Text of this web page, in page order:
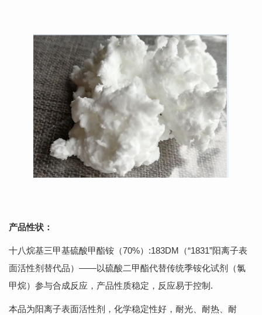
产品性状：
十八烷基三甲基硫酸甲酯铵（70%）:183DM（“1831”阳离子表
面活性剂替代品）——以硫酸二甲酯代替传统季铵化试剂（氯
甲烷）参与合成反应，产品性质稳定，反应易于控制.
本品为阳离子表面活性剂，化学稳定性好，耐光、耐热、耐